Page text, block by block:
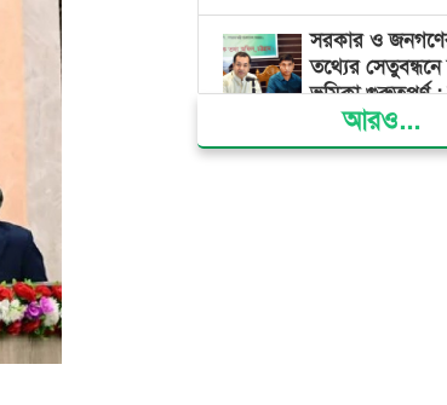
সরকার ও
তথ্যের
ভূমিকা গুরুত্বপূর্ণ
প্রতিমন্ত্রী
আরও...